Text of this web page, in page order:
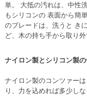
単。 大抵の汚れは、中性
もシリコンの 表面から簡
のブレードは、洗うと き
ど、木の持ち手から取り外
ナイロン製とシリコン製
ナイロン製のコンツァー
り、力を込めれば多少し